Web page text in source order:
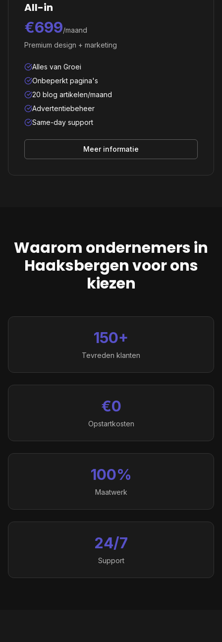
All-in
€699/maand
Premium design + marketing
Alles van Groei
Onbeperkt pagina's
20 blog artikelen/maand
Advertentiebeheer
Same-day support
Meer informatie
Waarom ondernemers in
Haaksbergenvoor ons
kiezen
150+
Tevreden klanten
€0
Opstartkosten
100%
Maatwerk
24/7
Support